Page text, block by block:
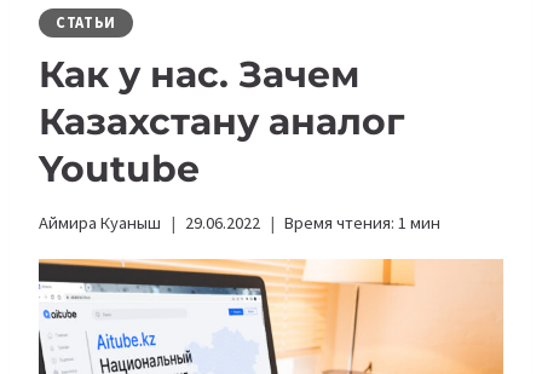
СТАТЬИ
Как у нас. Зачем
Казахстану аналог
Youtube
Аймира Куаныш 29.06.2022 Время чтения: 1 мин